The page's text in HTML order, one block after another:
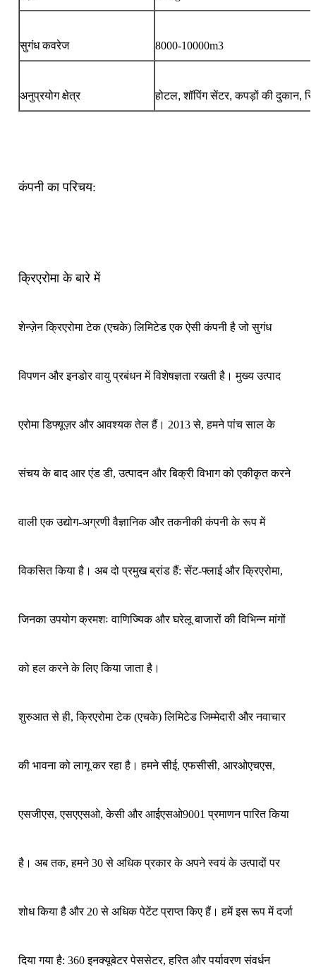
सुगंध कवरेज 8000-10000m3
अनुप्रयोग क्षेत्र होटल, शॉपिंग सेंटर, कपड़ों की दुकान,
कंपनी का परिचय:
क्रिएरोमा के बारे में
शेन्ज़ेन क्रिएरोमा टेक (एचके) लिमिटेड एक ऐसी कंपनी है जो सुगंध
विपणन और इनडोर वायु प्रबंधन में विशेषज्ञता रखती है। मुख्य उत्पाद
एरोमा डिफ्यूज़र और आवश्यक तेल हैं। 2013 से, हमने पांच साल के
संचय के बाद आर एंड डी, उत्पादन और बिक्री विभाग को एकीकृत करने
वाली एक उद्योग-अग्रणी वैज्ञानिक और तकनीकी कंपनी के रूप में
विकसित किया है। अब दो प्रमुख ब्रांड हैं: सेंट-फ्लाई और क्रिएरोमा,
जिनका उपयोग क्रमशः वाणिज्यिक और घरेलू बाजारों की विभिन्न मांगों
को हल करने के लिए किया जाता है।
शुरुआत से ही, क्रिएरोमा टेक (एचके) लिमिटेड जिम्मेदारी और नवाचार
की भावना को लागू कर रहा है। हमने सीई, एफसीसी, आरओएचएस,
एसजीएस, एसएएसओ, केसी और आईएसओ9001 प्रमाणन पारित किया
है। अब तक, हमने 30 से अधिक प्रकार के अपने स्वयं के उत्पादों पर
शोध किया है और 20 से अधिक पेटेंट प्राप्त किए हैं। हमें इस रूप में दर्जा
दिया गया है: 360 इनक्यूबेटर पेससेटर, हरित और पर्यावरण संवर्धन